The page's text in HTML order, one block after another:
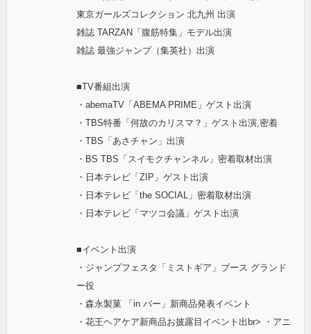
東京ガールズコレクション 北九州 出演
雑誌 TARZAN「腹筋特集」モデル出演
雑誌 最強ジャンプ（集英社）出演
■TV番組出演
・abemaTV「ABEMA PRIME」ゲスト出演
・TBS特番「何故のカリスマ？」ゲスト出演,密着
・TBS「あさチャン」出演
・BS TBS「スイモクチャンネル」密着取材出演
・日本テレビ「ZIP」ゲスト出演
・日本テレビ「the SOCIAL」密着取材出演
・日本テレビ「マツコ会議」ゲスト出演
■イベント出演
・ジャンプフェスタ「ミストギア」ブース グランド
ー役
・森永製菓 「in バー」新商品発表イベント
・花王ヘアケア新商品お披露目イベント出br> ・アニ